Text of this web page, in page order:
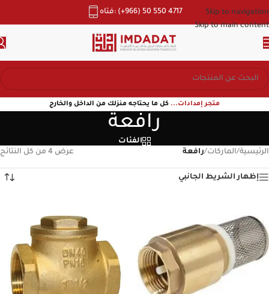
Skip to navigation
Skip to main content
هاتف: (+966) 50 550 4717
متجر إمدادات... كل ما يحتاجه منزلك من الداخل والخارج
رافعة
الفئات
الرئيسية/الماركات/رافعة عرض ⁦4⁩ من كل النتائج
إظهار الشريط الجانبي